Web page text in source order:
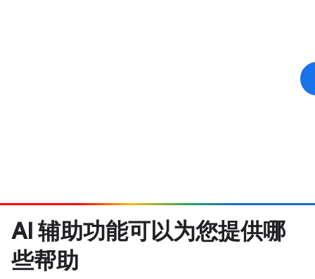
AI 辅助功能可以为您提供哪
些帮助